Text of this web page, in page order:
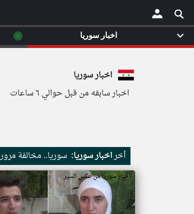
×
اخبار سوريا
اخبار سابقه من قبل حوالي ٦ ساعات
أخراخبار سوريا: سوريا.. مخالفة
اخبار سوريا من عكس السير
اخبار سوريا ◉